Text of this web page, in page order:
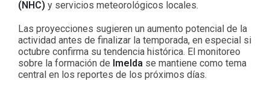
(NHC) y servicios meteorológicos locales.
Las proyecciones sugieren un aumento potencial de la
actividad antes de finalizar la temporada, en especial si
octubre confirma su tendencia histórica. El monitoreo
sobre la formación de Imelda se mantiene como tema
central en los reportes de los próximos días.